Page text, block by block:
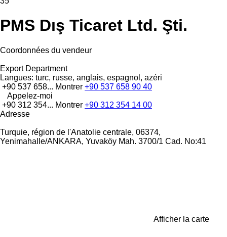
PMS Dış Ticaret Ltd. Şti.
Coordonnées du vendeur
Export Department
Langues: turc, russe, anglais, espagnol, azéri
+90 537 658... Montrer +90 537 658 90 40
Appelez-moi
+90 312 354... Montrer +90 312 354 14 00
Adresse
Turquie, région de l'Anatolie centrale, 06374,
Yenimahalle/ANKARA, Yuvaköy Mah. 3700/1 Cad. No:41
Afficher la carte